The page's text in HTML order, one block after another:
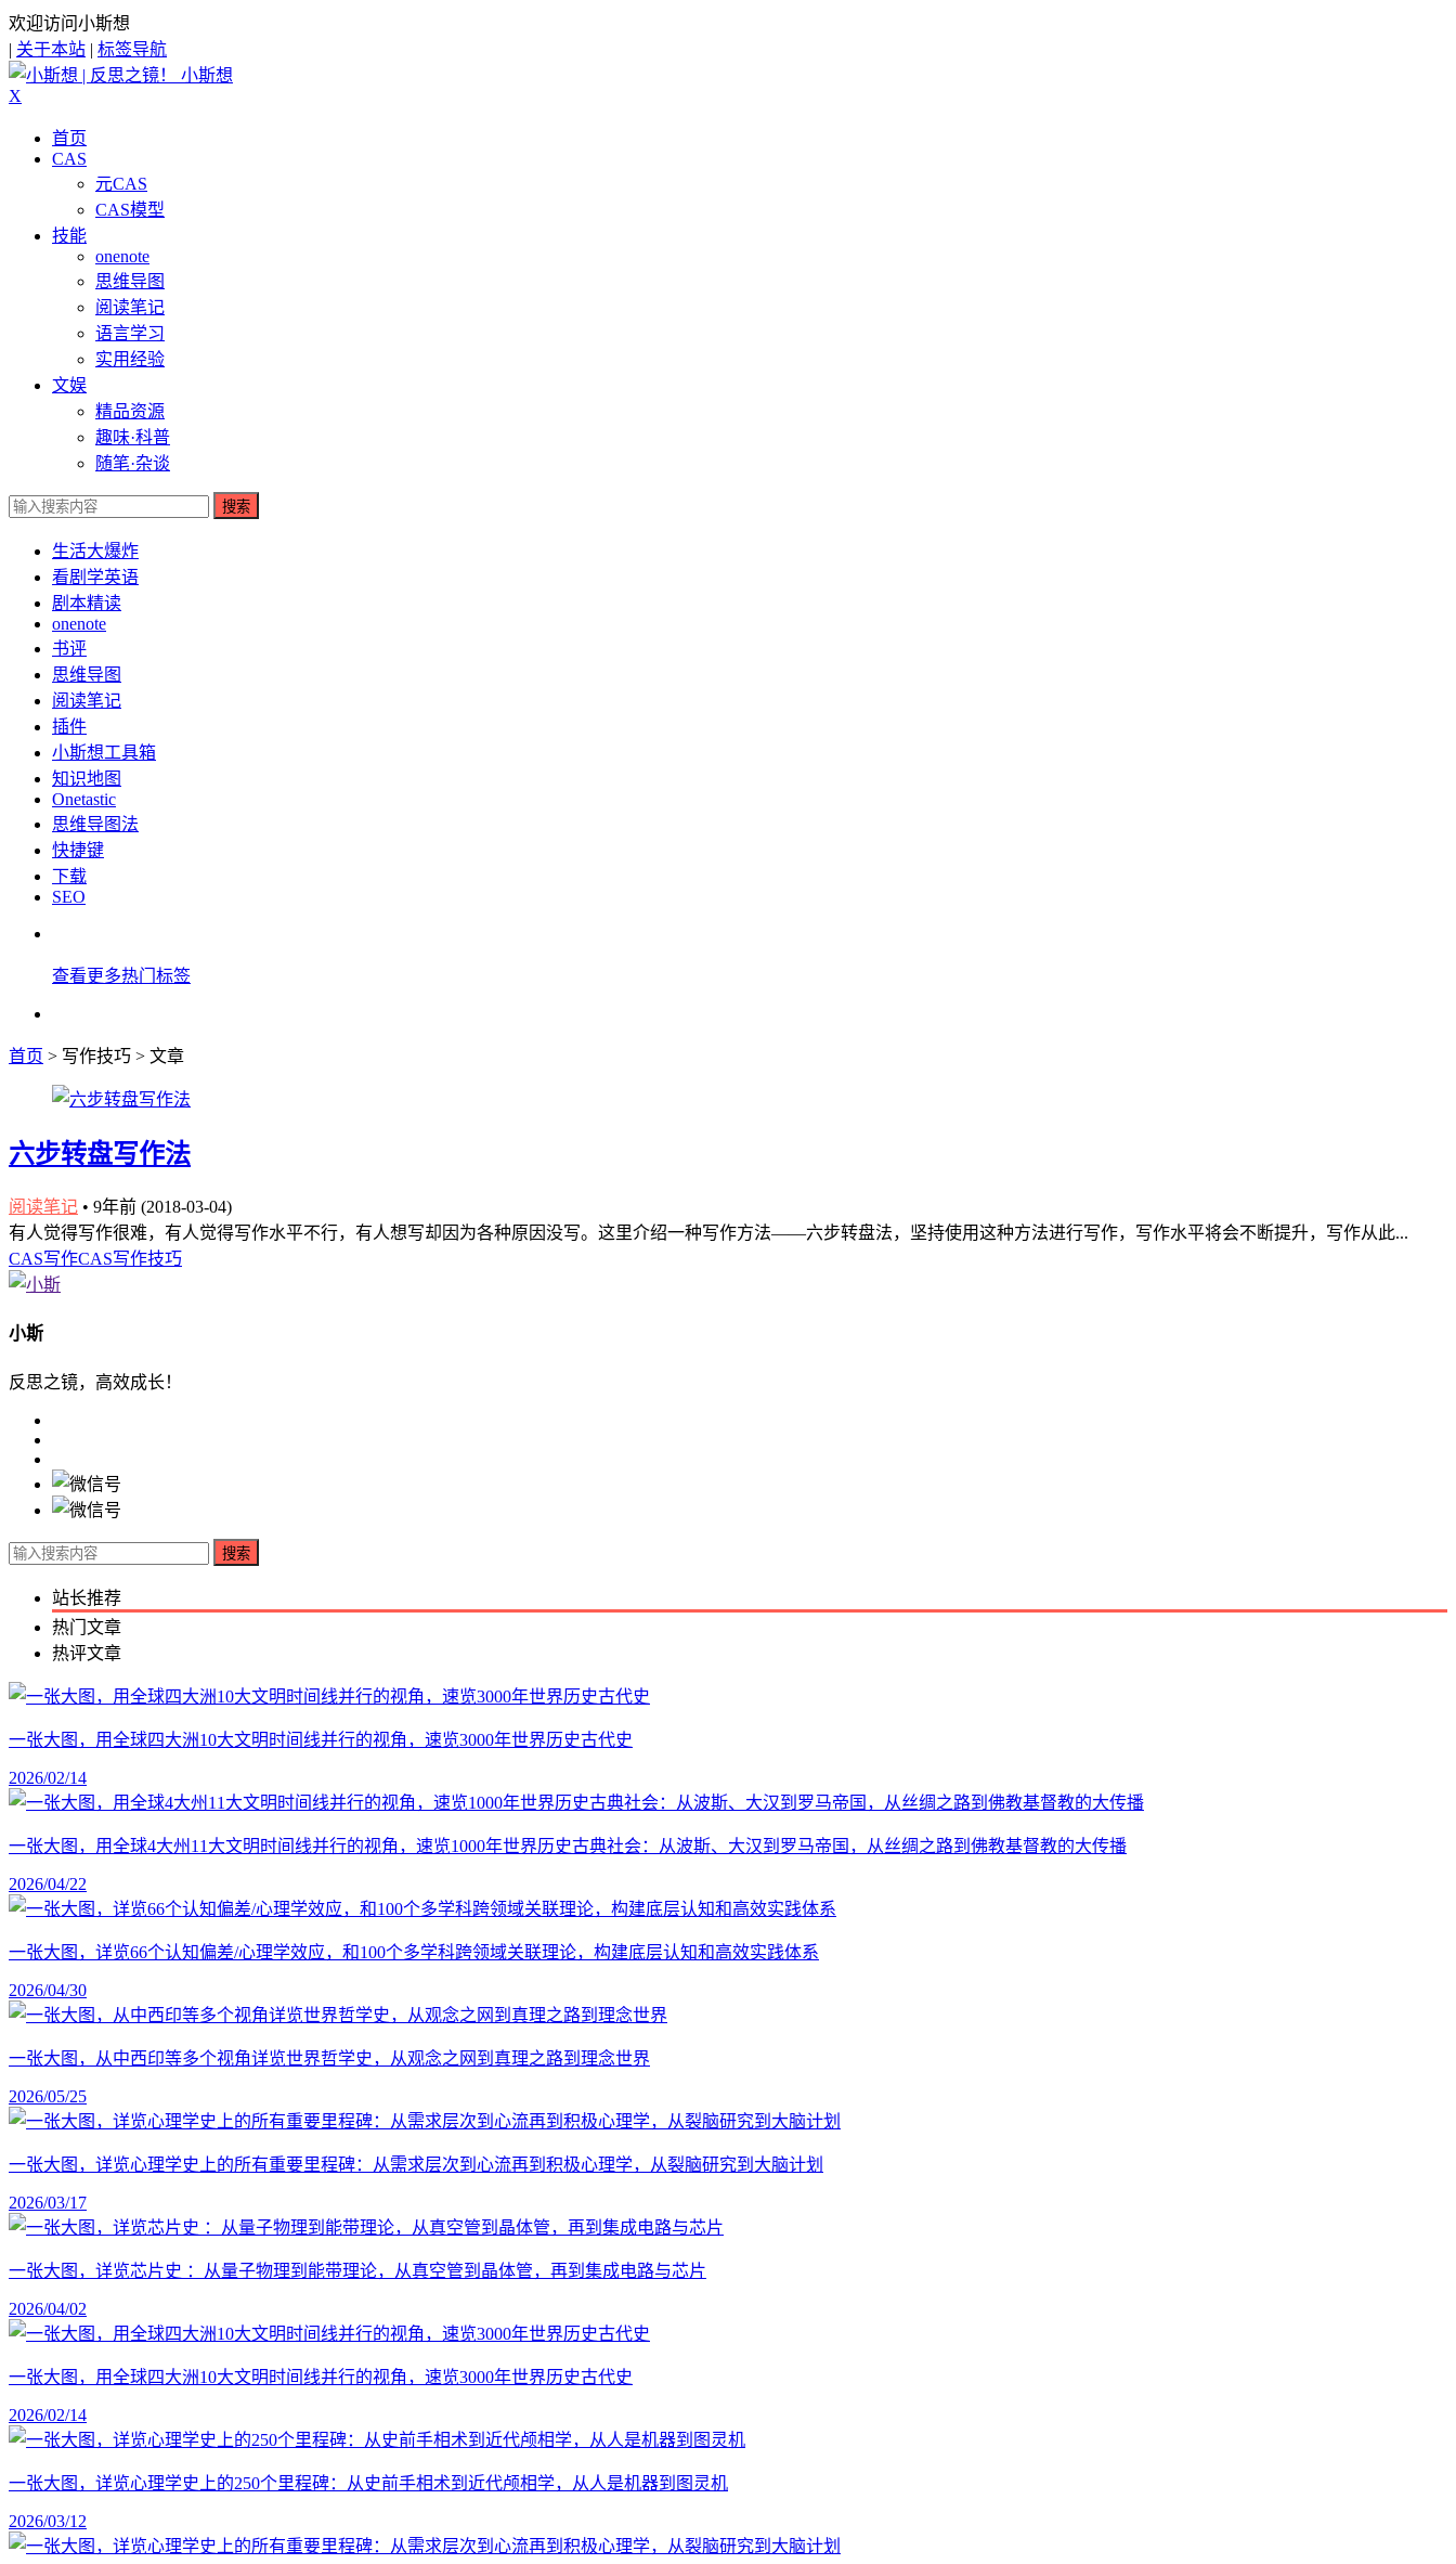
欢迎访问小斯想
| 关于本站 | 标签导航
小斯想
X
首页
CAS
元CAS
CAS模型
技能
onenote
思维导图
阅读笔记
语言学习
实用经验
文娱
精品资源
趣味·科普
随笔·杂谈
搜索
生活大爆炸
看剧学英语
剧本精读
onenote
书评
思维导图
阅读笔记
插件
小斯想工具箱
知识地图
Onetastic
思维导图法
快捷键
下载
SEO
查看更多热门标签
首页 > 写作技巧 > 文章
六步转盘写作法
阅读笔记 • 9年前 (2018-03-04)
有人觉得写作很难，有人觉得写作水平不行，有人想写却因为各种原因没写。这里介绍一种写作方法——六步转盘法，坚持使用这种方法进行写作，写作水平将会不断提升，写作从此...
CAS写作CAS写作技巧
小斯
反思之镜，高效成长！
搜索
站长推荐
热门文章
热评文章
一张大图，用全球四大洲10大文明时间线并行的视角，速览3000年世界历史古代史
2026/02/14
一张大图，用全球4大州11大文明时间线并行的视角，速览1000年世界历史古典社会：从波斯、大汉到罗马帝国，从丝绸之路到佛教基督教的大传播
2026/04/22
一张大图，详览66个认知偏差/心理学效应，和100个多学科跨领域关联理论，构建底层认知和高效实践体系
2026/04/30
一张大图，从中西印等多个视角详览世界哲学史，从观念之网到真理之路到理念世界
2026/05/25
一张大图，详览心理学史上的所有重要里程碑：从需求层次到心流再到积极心理学，从裂脑研究到大脑计划
2026/03/17
一张大图，详览芯片史 ：从量子物理到能带理论，从真空管到晶体管，再到集成电路与芯片
2026/04/02
一张大图，用全球四大洲10大文明时间线并行的视角，速览3000年世界历史古代史
2026/02/14
一张大图，详览心理学史上的250个里程碑：从史前手相术到近代颅相学，从人是机器到图灵机
2026/03/12